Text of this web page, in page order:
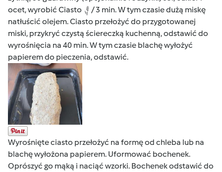
ocet, wyrobić Ciasto
/ 3 min. W tym czasie dużą miskę
natłuścić olejem. Ciasto przełożyć do przygotowanej
miski, przykryć czystą ściereczką kuchenną, odstawić do
wyrośnięcia na 40 min. W tym czasie blachę wyłożyć
papierem do pieczenia, odstawić.
Wyrośnięte ciasto przełożyć na formę od chleba lub na
blachę wyłożona papierem. Uformować bochenek.
Oprószyć go mąką i naciąć wzorki. Bochenek odstawić do